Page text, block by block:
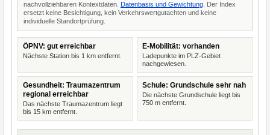
nachvollziehbaren Kontextdaten. Datenbasis und Gewichtung . Der Index
ersetzt keine Besichtigung, kein Verkehrswertgutachten und keine
individuelle Standortprüfung.
ÖPNV: gut erreichbar
Nächste Station bis 1 km entfernt.
E-Mobilität: vorhanden
Ladepunkte im PLZ-Gebiet
nachgewiesen.
Gesundheit: Traumazentrum
regional erreichbar
Das nächste Traumazentrum liegt
bis 15 km entfernt.
Schule: Grundschule sehr nah
Die nächste Grundschule liegt bis
750 m entfernt.